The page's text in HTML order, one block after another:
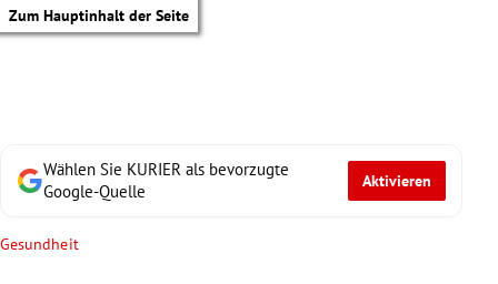
Zum Hauptinhalt der Seite
Wählen Sie KURIER als bevorzugte
Google-Quelle
Aktivieren
Gesundheit